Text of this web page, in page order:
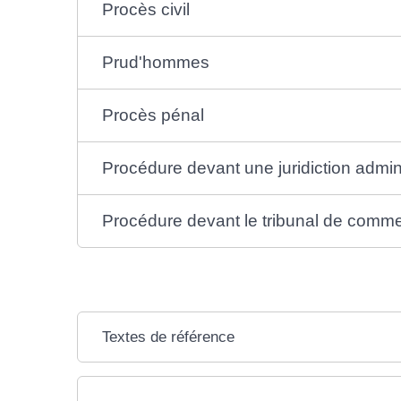
Procès civil
Prud'hommes
Procès pénal
Procédure devant une juridiction
Procédure devant le tribunal de
Textes de référence